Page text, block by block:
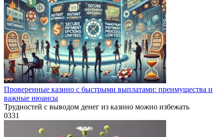
Проверенные казино с быстрыми выплатами: преимущества и
важные нюансы
Трудностей с выводом денег из казино можно избежать
0331